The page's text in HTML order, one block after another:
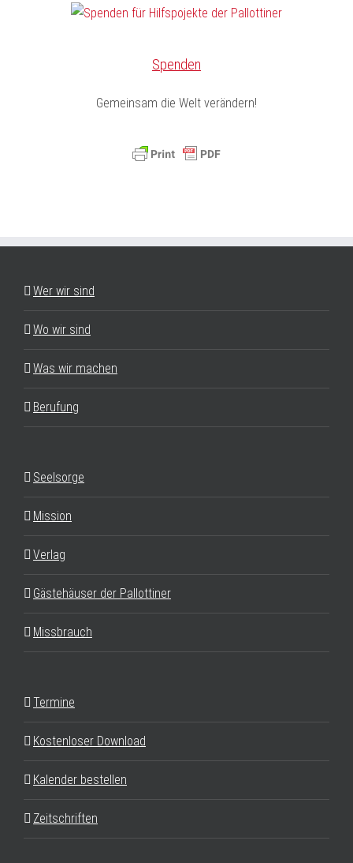
Spenden
Gemeinsam die Welt verändern!
Wer wir sind
Wo wir sind
Was wir machen
Berufung
Seelsorge
Mission
Verlag
Gästehäuser der Pallottiner
Missbrauch
Termine
Kostenloser Download
Kalender bestellen
Zeitschriften